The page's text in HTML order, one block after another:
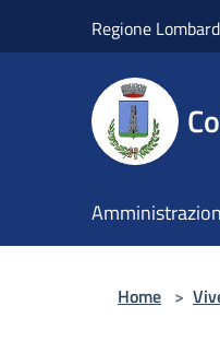
Regione
Home >